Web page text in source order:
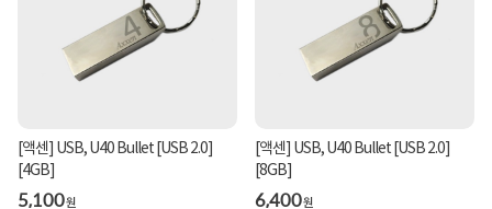
[액센] USB, U40 Bullet [USB 2.0]
[4GB]
5,100원
[액센] USB, U40 Bullet [USB 2.0]
[8GB]
6,400원